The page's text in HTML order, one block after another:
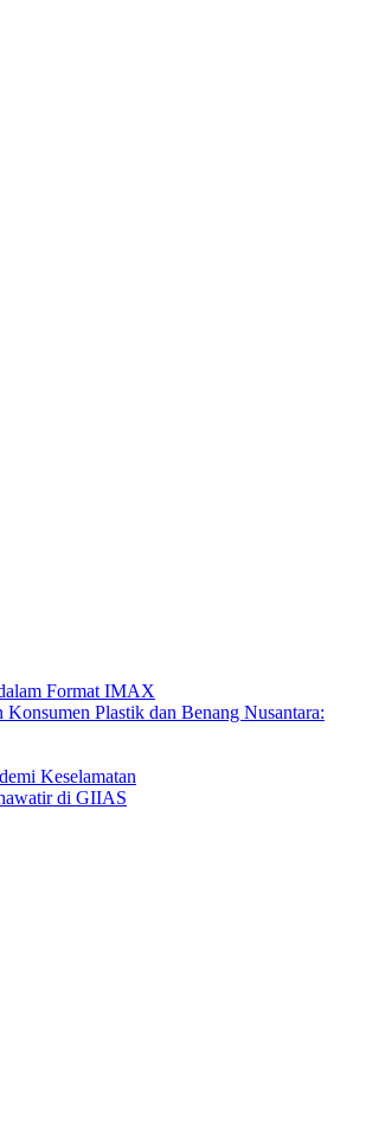
Format IMAX
Konsumen Plastik dan Benang Nusantara:
Keselamatan
di GIIAS